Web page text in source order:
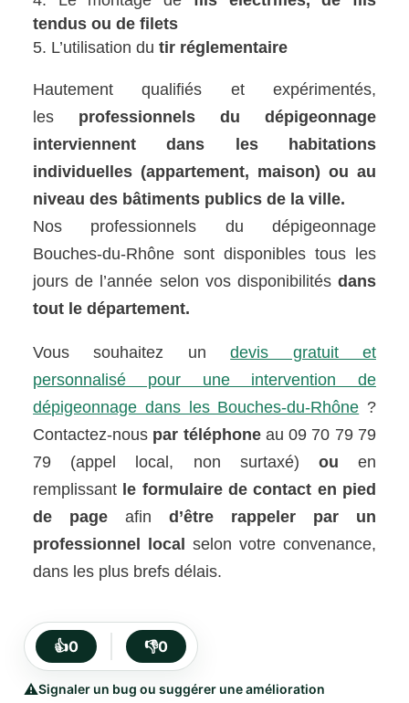
tendus ou de filets
L’utilisation dutir réglementaire
Hautement qualifiés et expérimentés,
les professionnels du dépigeonnage
interviennent dans les habitations
individuelles (appartement, maison) ou au
niveau des bâtiments publics de la ville.
Nos professionnels du dépigeonnage
Bouches-du-Rhône sont disponibles tous les
jours de l’année selon vos disponibilités dans
tout le département.
Vous souhaitez undevis gratuit et
personnalisé pour une intervention de
dépigeonnage dans les Bouches-du-Rhône ?
Contactez-nous par téléphoneau 09 70 79 79
79 (appel local, non surtaxé) ou en
remplissant le formulaire de contact en pied
de page afin d’être rappeler par un
professionnel local
selon votre convenance,
dans les plus brefs délais.
👍0 👎0
⚠️Signaler un bug ou suggérer une amélioration